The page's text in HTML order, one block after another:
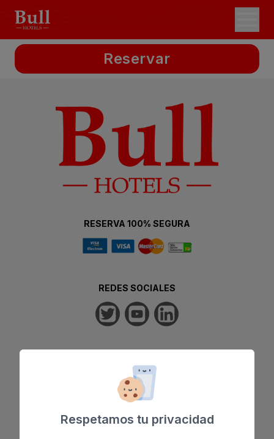
Reservar
RESERVA 100% SEGURA
REDES SOCIALES
Sunset Suites by Bull
Bull Boutique Casas Carmen
Bull Reina Isabel & Spa ****
Respetamos tu privacidad